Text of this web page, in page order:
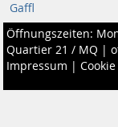
Gaffl
Öffnungszeiten:
Quartier 21 / MQ |
Impressum |